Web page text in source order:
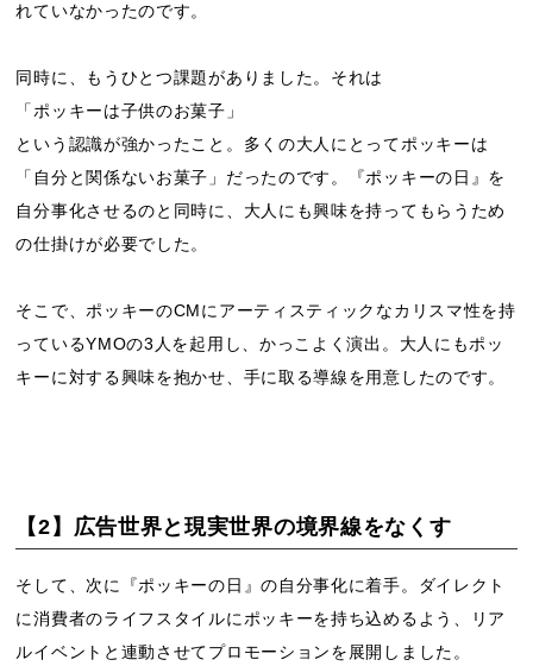
れていなかったのです。
同時に、もうひとつ課題がありました。それは
「ポッキーは子供のお菓子」
という認識が強かったこと。多くの大人にとってポッキーは
「自分と関係ないお菓子」だったのです。『ポッキーの日』を
自分事化させるのと同時に、大人にも興味を持ってもらうため
の仕掛けが必要でした。
そこで、ポッキーのCMにアーティスティックなカリスマ性を持
っているYMOの3人を起用し、かっこよく演出。大人にもポッ
キーに対する興味を抱かせ、手に取る導線を用意したのです。
【2】広告世界と現実世界の境界線をなくす
そして、次に『ポッキーの日』の自分事化に着手。ダイレクト
に消費者のライフスタイルにポッキーを持ち込めるよう、リア
ルイベントと連動させてプロモーションを展開しました。